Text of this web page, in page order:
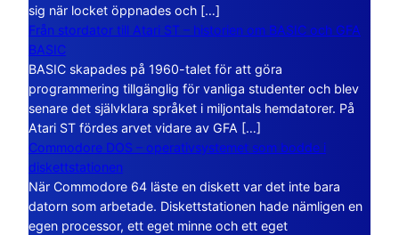
sig när locket öppnades och […]
Från stordator till Atari ST – historien om BASIC och GFA
BASIC
BASIC skapades på 1960-talet för att göra
programmering tillgänglig för vanliga studenter och blev
senare det självklara språket i miljontals hemdatorer. På
Atari ST fördes arvet vidare av GFA […]
Commodore DOS – operativsystemet som bodde i
diskettstationen
När Commodore 64 läste en diskett var det inte bara
datorn som arbetade. Diskettstationen hade nämligen en
egen processor, ett eget minne och ett eget